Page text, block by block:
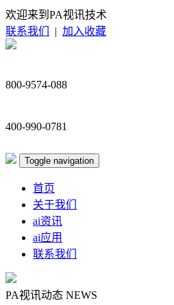
欢迎来到PA视讯技术
联系我们
| 加入收藏
800-9574-088
400-990-0781
Toggle navigation
首页
关于我们
ai资讯
ai应用
联系我们
PA视讯动态 NEWS